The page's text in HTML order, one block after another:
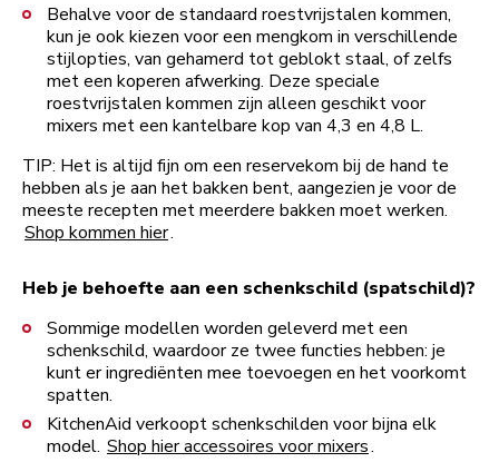
Behalve voor de standaard roestvrijstalen kommen,
kun je ook kiezen voor een mengkom in verschillende
stijlopties, van gehamerd tot geblokt staal, of zelfs
met een koperen afwerking. Deze speciale
roestvrijstalen kommen zijn alleen geschikt voor
mixers met een kantelbare kop van 4,3 en 4,8 L.
TIP: Het is altijd fijn om een reservekom bij de hand te
hebben als je aan het bakken bent, aangezien je voor de
meeste recepten met meerdere bakken moet werken.
Shop kommen hier.
Heb je behoefte aan een schenkschild (spatschild)?
Sommige modellen worden geleverd met een
schenkschild, waardoor ze twee functies hebben: je
kunt er ingrediënten mee toevoegen en het voorkomt
spatten.
KitchenAid verkoopt schenkschilden voor bijna elk
model. Shop hier accessoires voor mixers.